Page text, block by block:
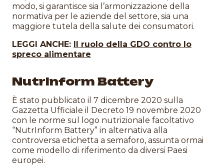
modo, si garantisce sia l’armonizzazione della
normativa per le aziende del settore, sia una
maggiore tutela della salute dei consumatori.
LEGGI ANCHE:
Il ruolo della GDO contro lo
spreco alimentare
NutrInform Battery
È stato pubblicato il 7 dicembre 2020 sulla
Gazzetta Ufficiale il Decreto 19 novembre 2020
con le norme sul logo nutrizionale facoltativo
“NutrInform Battery” in alternativa alla
controversa etichetta a semaforo, assunta ormai
come modello di riferimento da diversi Paesi
europei.